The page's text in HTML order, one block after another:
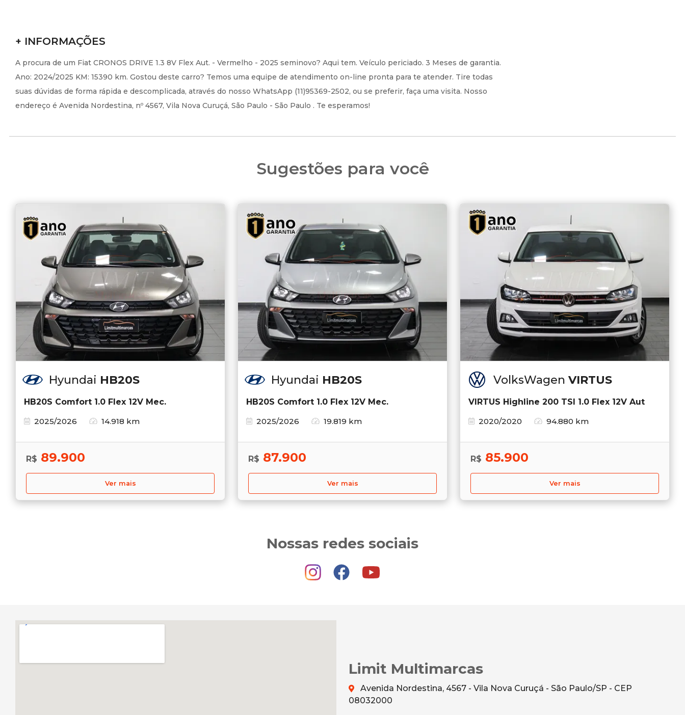
+ INFORMAÇÕES
A procura de um Fiat CRONOS DRIVE 1.3 8V Flex Aut. - Vermelho - 2025 seminovo? Aqui tem. Veículo periciado. 3 Meses de garantia.
Ano: 2024/2025 KM: 15390 km. Gostou deste carro? Temos uma equipe de atendimento on-line pronta para te atender. Tire todas
suas dúvidas de forma rápida e descomplicada, através do nosso WhatsApp (11)95369-2502, ou se preferir, faça uma visita. Nosso
endereço é Avenida Nordestina, nº 4567, Vila Nova Curuçá, São Paulo - São Paulo . Te esperamos!
Sugestões para você
Hyundai HB20S
HB20S Comfort 1.0 Flex 12V Mec.
2025/2026
14.918 km
R$ 89.900
Ver mais
Hyundai HB20S
HB20S Comfort 1.0 Flex 12V Mec.
2025/2026
19.819 km
R$ 87.900
Ver mais
VolksWagen VIRTUS
VIRTUS Highline 200 TSI 1.0 Flex 12V Aut
2020/2020
94.880 km
R$ 85.900
Ver mais
Nossas redes sociais
Limit Multimarcas
Avenida Nordestina, 4567 - Vila Nova Curuçá - São Paulo/SP - CEP
08032000